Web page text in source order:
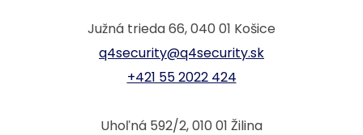
Južná trieda 66, 040 01 Košice
q4security@q4security.sk
+421 55 2022 424
Uhoľná 592/2, 010 01 Žilina